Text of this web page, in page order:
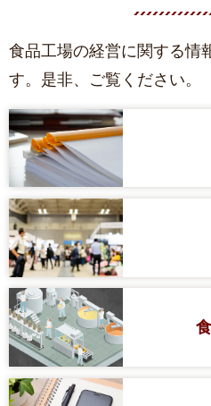
食品工場の経営に関する情
す。是非、ご覧ください。